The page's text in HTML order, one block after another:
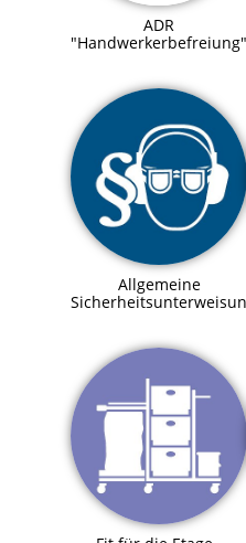
ADR
"Handwerkerbefreiung"
Allgemeine
Sicherheitsunterweisung